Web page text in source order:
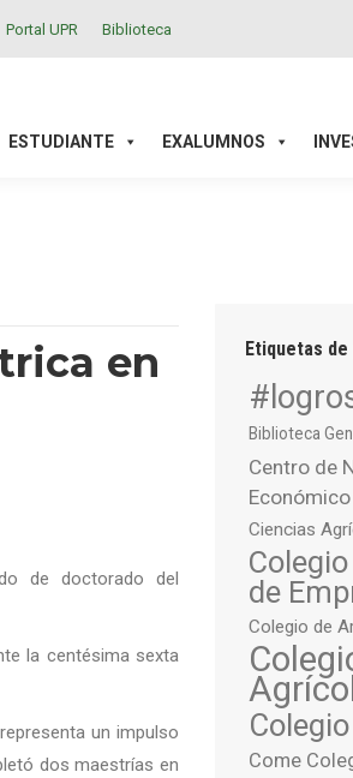
Portal UPR Biblioteca
ESTUDIANTE EXALUMNOS
en
de doctorado del
la centésima sexta
un impulso
dos maestrías en
Etiquetas
Biblioteca
Centro de
Económico
Ciencias
de
Colegio de
Come